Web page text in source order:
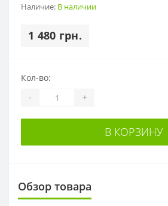
Наличие: В наличии
1 480 грн.
Кол-во:
- +
В КОРЗИНУ
Обзор товара